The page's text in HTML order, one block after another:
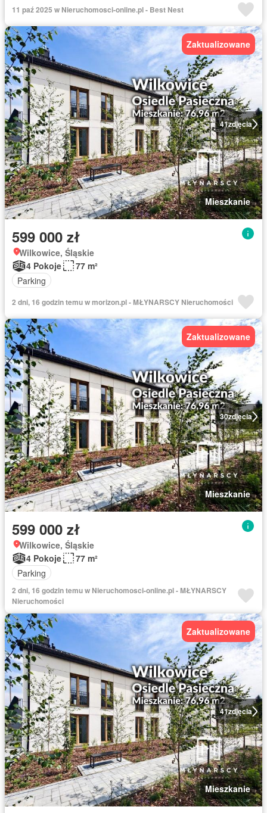
11 paź 2025 w Nieruchomosci-online.pl - Best Nest
41zdjęcia
Zaktualizowane
Mieszkanie
599 000 zł
Wilkowice, Śląskie
4 Pokoje
77 m²
Parking
2 dni, 16 godzin temu w morizon.pl - MŁYNARSCY Nieruchomości
30zdjęcia
Zaktualizowane
Mieszkanie
599 000 zł
Wilkowice, Śląskie
4 Pokoje
77 m²
Parking
2 dni, 16 godzin temu w Nieruchomosci-online.pl - MŁYNARSCY
Nieruchomości
41zdjęcia
Zaktualizowane
Mieszkanie